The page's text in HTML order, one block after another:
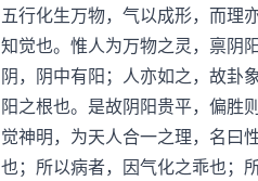
五行化生万物，气以成形，而理
知觉也。惟人为万物之灵，禀阴
阴，阴中有阳；人亦如之，故卦
阳之根也。是故阴阳贵平，偏胜
觉神明，为天人合一之理，名曰
也；所以病者，因气化之乖也；